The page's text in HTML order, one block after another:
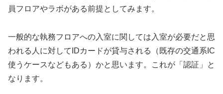
員フロアやラボがある前提としてみます。
一般的な執務フロアへの入室に関しては入室が必要だと思
われる人に対してIDカードが貸与される（既存の交通系IC
使うケースなどもある）かと思います。これが「認証」と
なります。